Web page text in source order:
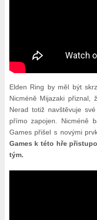
Elden Ring by měl být
Nicméně Mijazaki přiznal,
Nerad totiž navštěvuje
přímo zapojen. Nicméně
Games přišel s novými
Games k této hře
tým.